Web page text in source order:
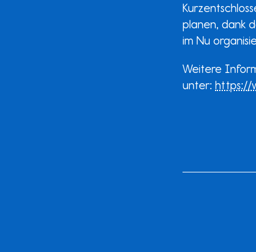
planen, dank
im Nu
Weitere
unter: https://